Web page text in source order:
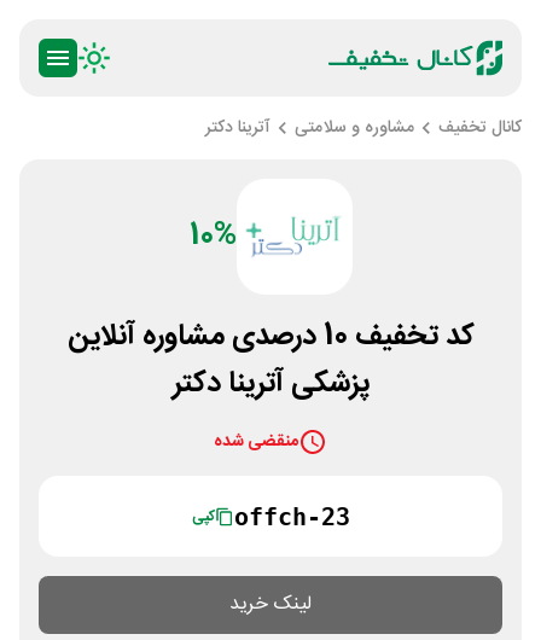
کانال تخفیف مشاوره و سلامتی آترینا دکتر
10%
کد تخفیف 10 درصدی مشاوره آنلاین
پزشکی آترینا دکتر
منقضی شده
offch-23 کپی
لینک خرید